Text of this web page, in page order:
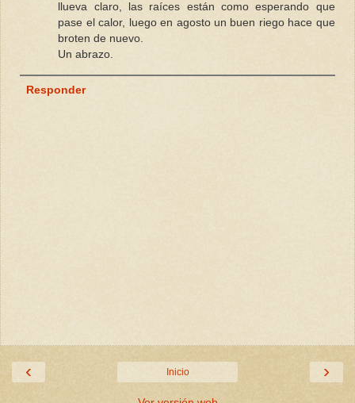
llueva claro, las raíces están como esperando que
pase el calor, luego en agosto un buen riego hace que
broten de nuevo.
Un abrazo.
Responder
‹ ›
Inicio